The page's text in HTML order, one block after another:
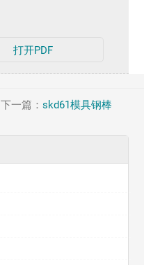
打开PDF
下一篇：skd61模具钢棒